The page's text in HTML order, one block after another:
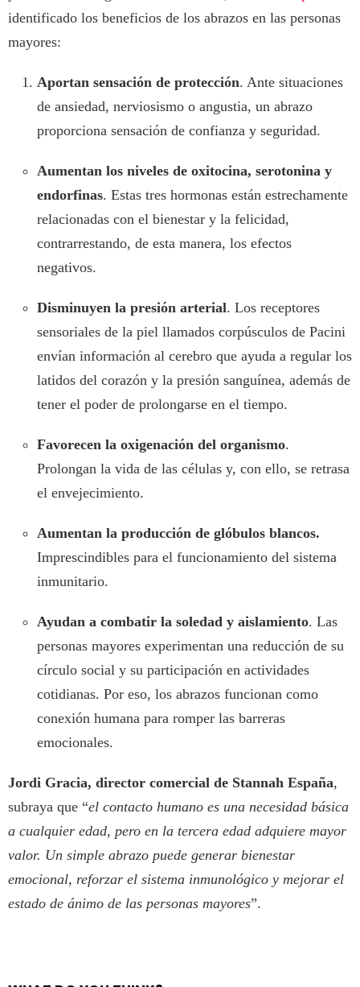
identificado los beneficios de los abrazos en las personas
mayores:
Aportan sensación de protección. Ante situaciones
de ansiedad, nerviosismo o angustia, un abrazo
proporciona sensación de confianza y seguridad.
Aumentan los niveles de oxitocina, serotonina y
endorfinas. Estas tres hormonas están estrechamente
relacionadas con el bienestar y la felicidad,
contrarrestando, de esta manera, los efectos
negativos.
Disminuyen la presión arterial. Los receptores
sensoriales de la piel llamados corpúsculos de Pacini
envían información al cerebro que ayuda a regular los
latidos del corazón y la presión sanguínea, además de
tener el poder de prolongarse en el tiempo.
Favorecen la oxigenación del organismo.
Prolongan la vida de las células y, con ello, se retrasa
el envejecimiento.
Aumentan la producción de glóbulos blancos.
Imprescindibles para el funcionamiento del sistema
inmunitario.
Ayudan a combatir la soledad y aislamiento. Las
personas mayores experimentan una reducción de su
círculo social y su participación en actividades
cotidianas. Por eso, los abrazos funcionan como
conexión humana para romper las barreras
emocionales.
Jordi Gracia, director comercial de Stannah España,
subraya que “el contacto humano es una necesidad básica
a cualquier edad, pero en la tercera edad adquiere mayor
valor. Un simple abrazo puede generar bienestar
emocional, reforzar el sistema inmunológico y mejorar el
estado de ánimo de las personas mayores”.